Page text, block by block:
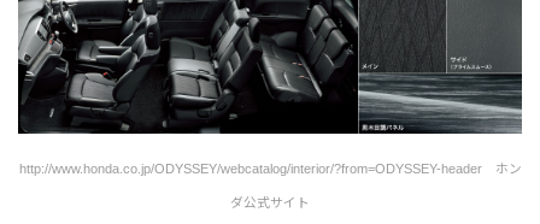
http://www.honda.co.jp/ODYSSEY/webcatalog/interior/?from=ODYSSEY-header ホン
ダ公式サイト